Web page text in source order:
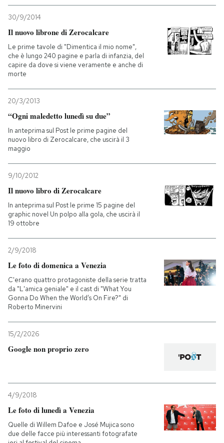
30/9/2014
Il nuovo librone di Zerocalcare
Le prime tavole di "Dimentica il mio nome",
che è lungo 240 pagine e parla di infanzia, del
capire da dove si viene veramente e anche di
morte
20/3/2013
“Ogni maledetto lunedì su due”
In anteprima sul Post le prime pagine del
nuovo libro di Zerocalcare, che uscirà il 3
maggio
9/10/2012
Il nuovo libro di Zerocalcare
In anteprima sul Post le prime 15 pagine del
graphic novel Un polpo alla gola, che uscirà il
19 ottobre
2/9/2018
Le foto di domenica a Venezia
C'erano quattro protagoniste della serie tratta
da "L'amica geniale" e il cast di "What You
Gonna Do When the World’s On Fire?" di
Roberto Minervini
15/2/2026
Google non proprio zero
4/9/2018
Le foto di lunedì a Venezia
Quelle di Willem Dafoe e José Mujica sono
due delle facce più interessanti fotografate